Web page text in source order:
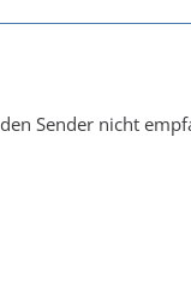
Sender nicht